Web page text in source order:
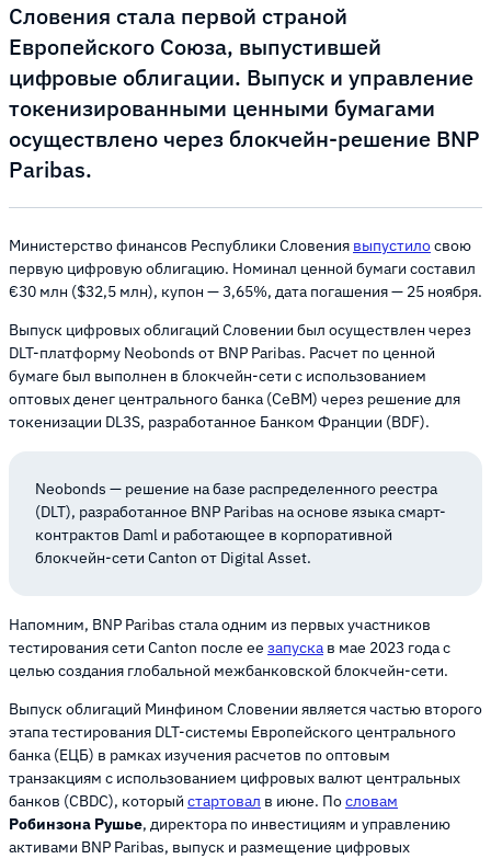
Словения стала первой страной
Европейского Союза, выпустившей
цифровые облигации. Выпуск и управление
токенизированными ценными бумагами
осуществлено через блокчейн-решение BNP
Paribas.
Министерство финансов Республики Словения выпустилосвою
первую цифровую облигацию. Номинал ценной бумаги составил
€30 млн ($32,5 млн), купон — 3,65%, дата погашения — 25 ноября.
Выпуск цифровых облигаций Словении был осуществлен через
DLT-платформу Neobonds от BNP Paribas. Расчет по ценной
бумаге был выполнен в блокчейн-сети с использованием
оптовых денег центрального банка (CeBM) через решение для
токенизации DL3S, разработанное Банком Франции (BDF).
Neobonds — решение на базе распределенного реестра
(DLT), разработанное BNP Paribas на основе языка смарт-
контрактов Daml и работающее в корпоративной
блокчейн-сети Canton от Digital Asset.
Напомним, BNP Paribas стала одним из первых участников
тестирования сети Canton после ее запуска в мае 2023 года с
целью создания глобальной межбанковской блокчейн-сети.
Выпуск облигаций Минфином Словении является частью второго
этапа тестирования DLT-системы Европейского центрального
банка (ЕЦБ) в рамках изучения расчетов по оптовым
транзакциям с использованием цифровых валют центральных
банков (CBDC), который стартовал в июне. Пословам
Робинзона Рушье, директора по инвестициям и управлению
активами BNP Paribas, выпуск и размещение цифровых